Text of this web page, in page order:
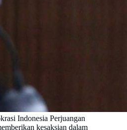
Indonesia Perjuangan
kesaksian dalam